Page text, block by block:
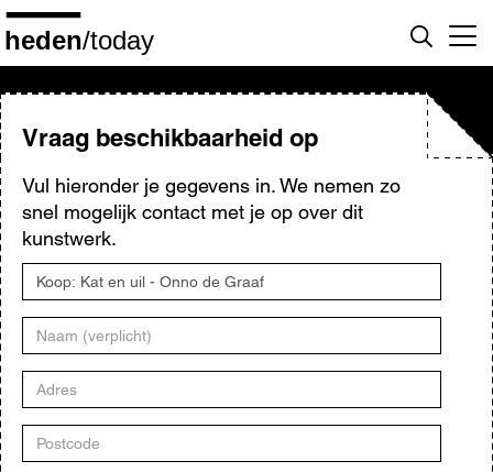
Overslaan
en
naar
inhoud
gaanVraag beschikbaarheid op
Vul hieronder je gegevens in. We nemen zo
snel mogelijk contact met je op over dit
kunstwerk.
Titel
kunstwerk
Naam
Adres
Postcode